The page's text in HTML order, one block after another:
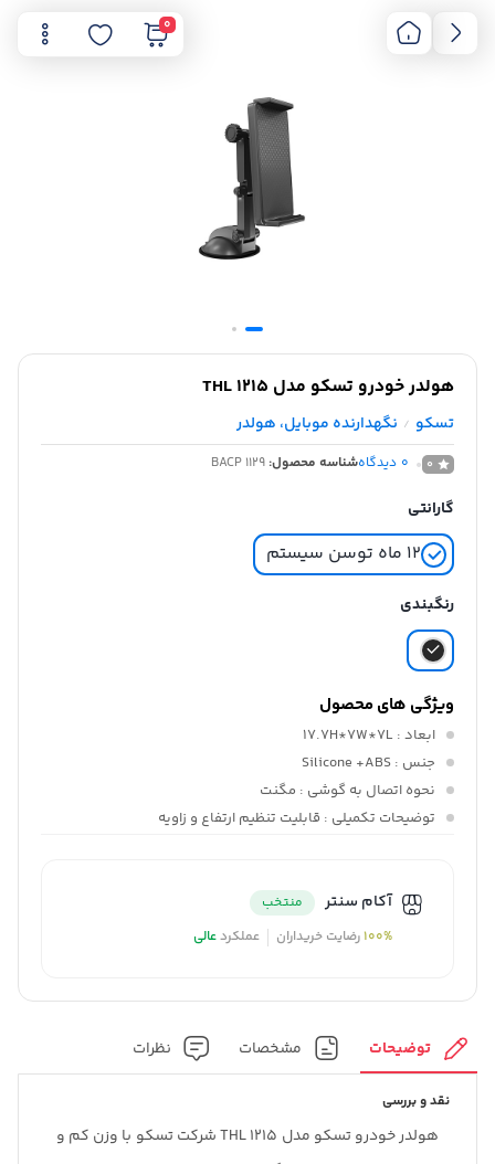
0
هولدر خودرو تسکو مدل THL 1215
تسکو / نگهدارنده موبایل، هولدر
0
0 دیدگاهشناسه محصول: BACP 1129
گارانتی
۱۲ ماه توسن سیستم
رنگبندی
ویژگی های محصول
ابعاد : 17.7H*7W*7L
جنس : Silicone +ABS
نحوه اتصال به گوشی : مگنت
توضیحات تکمیلی : قابلیت تنظیم ارتفاع و زاویه
آکام سنتر
منتخب
100%رضایت خریداران عملکردعالی
توضیحات مشخصات نظرات
نقد و بررسی
هولدر خودرو تسکو مدل THL 1215 شرکت تسکو با وزن کم و